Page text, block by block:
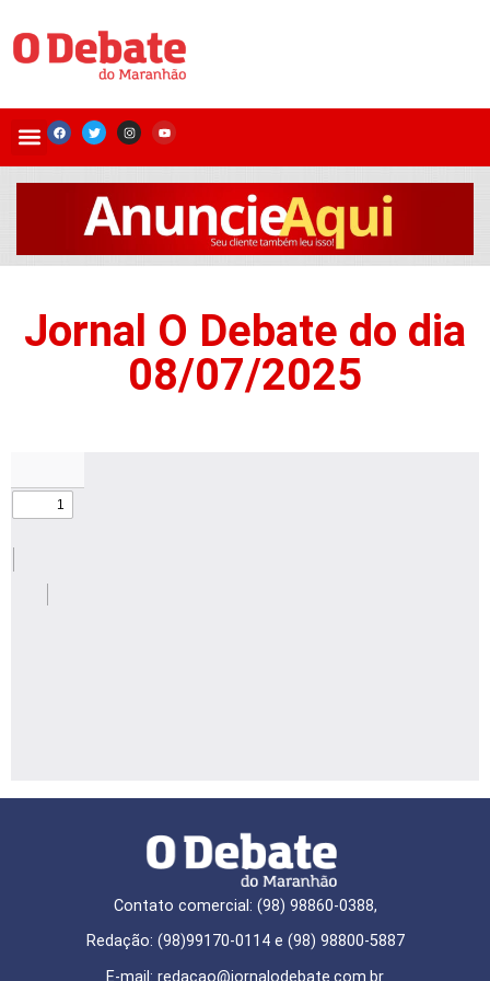
Jornal O Debate do dia
08/07/2025
Contato comercial: (98) 98860-0388,
Redação: (98)99170-0114 e (98) 98800-5887
E-mail: redaçao@jornalodebate.com.br